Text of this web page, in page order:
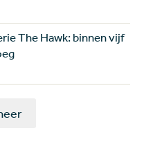
The Hawk: binnen vijf